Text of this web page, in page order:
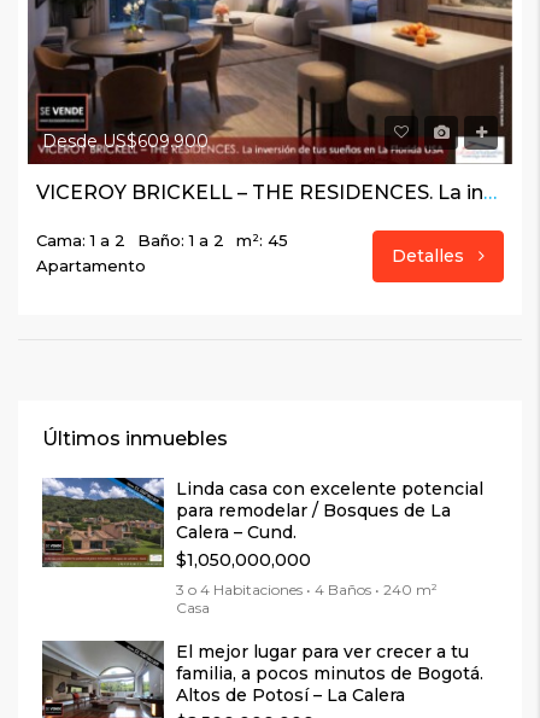
Desde US$609.900
VICEROY BRICKELL – THE RESIDENCES. La inversión de tus sueños en La Florida USA
Cama: 1 a 2 Baño: 1 a 2
m²: 45
Apartamento
Detalles
Últimos inmuebles
Linda casa con excelente potencial
para remodelar / Bosques de La
Calera – Cund.
$1,050,000,000
3 o 4 Habitaciones • 4 Baños • 240 m²
Casa
El mejor lugar para ver crecer a tu
familia, a pocos minutos de Bogotá.
Altos de Potosí – La Calera